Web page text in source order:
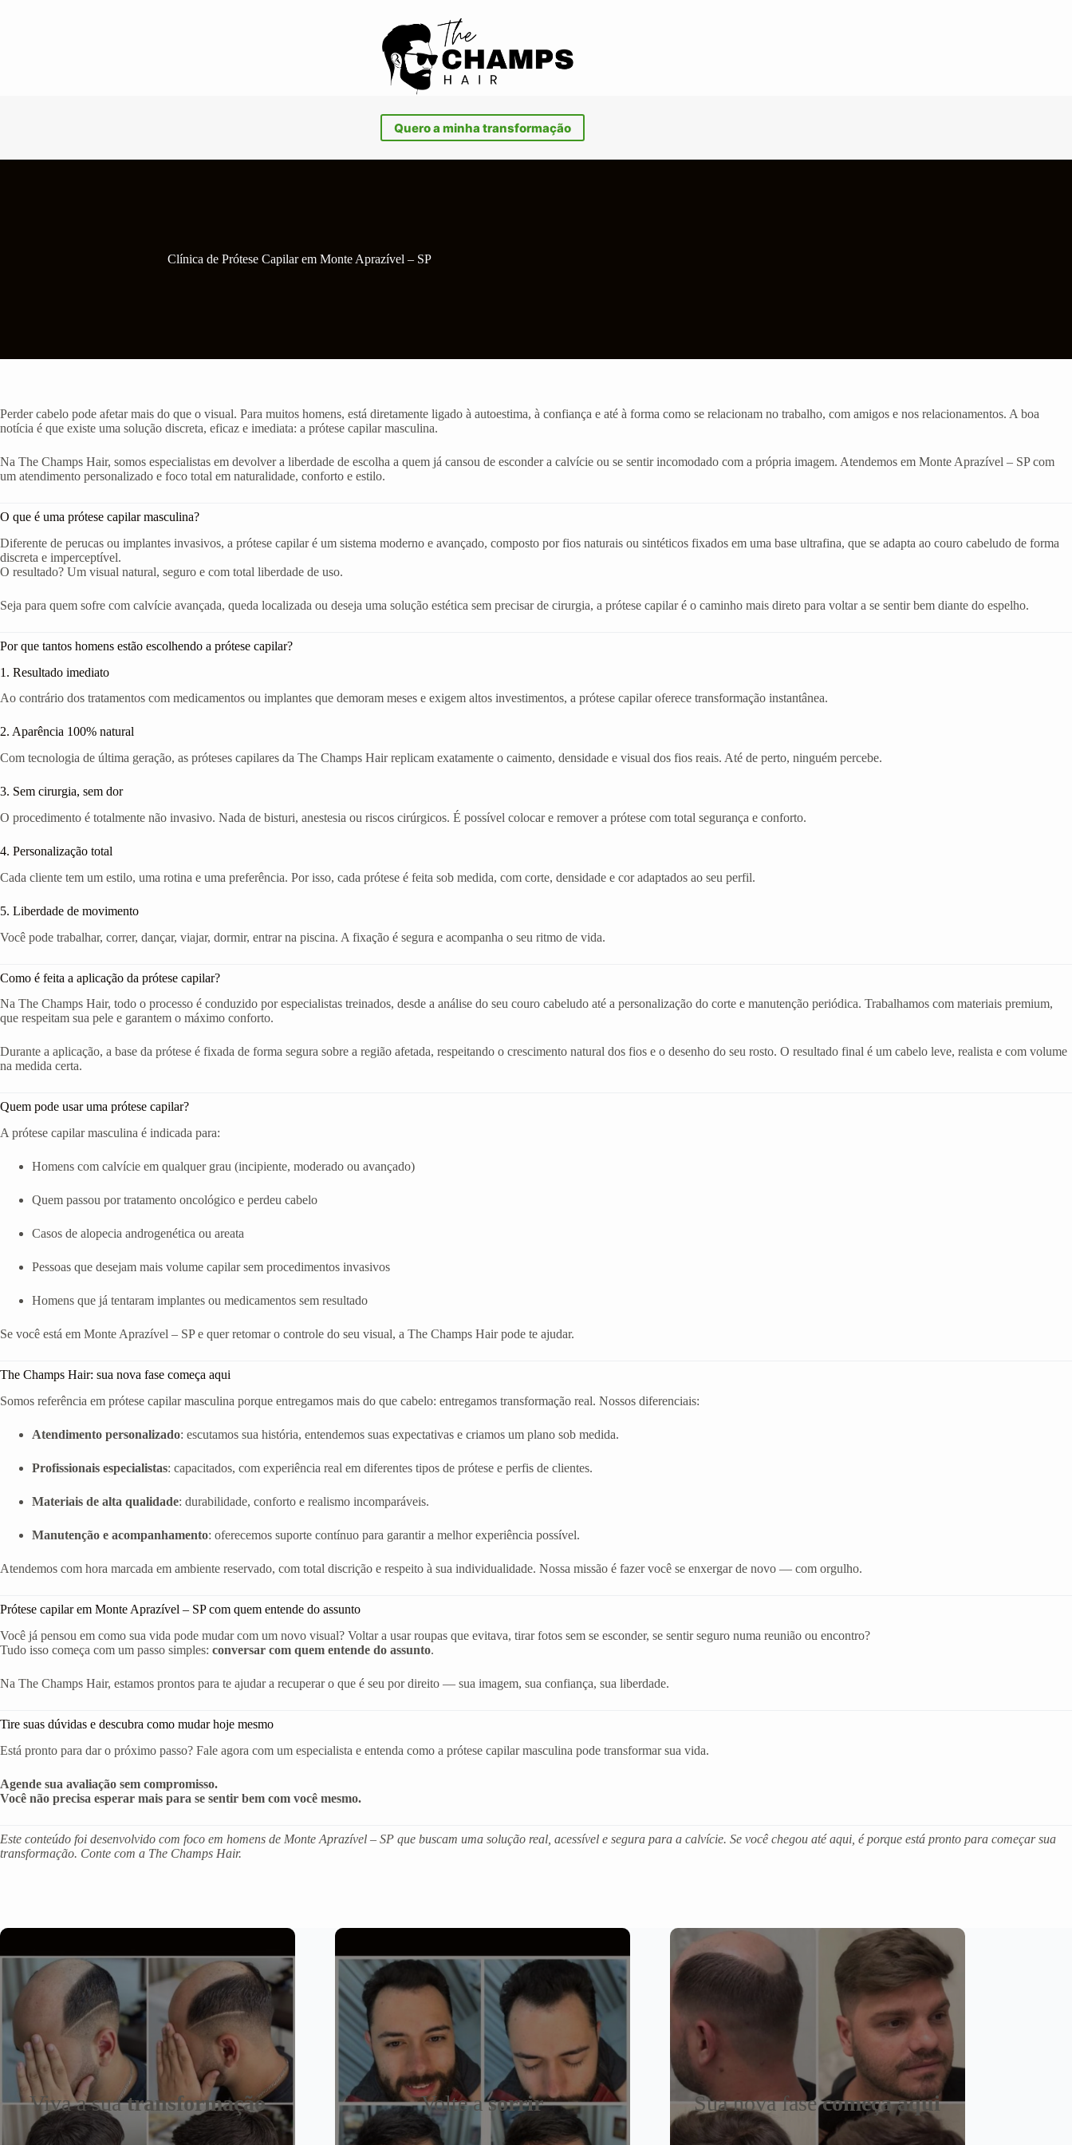
Quero a minha transformação
Clínica de Prótese Capilar em Monte Aprazível – SP
Perder cabelo pode afetar mais do que o visual. Para muitos homens, está diretamente ligado à autoestima, à confiança e até à forma como se relacionam no trabalho, com amigos e nos relacionamentos. A boa
notícia é que existe uma solução discreta, eficaz e imediata: a prótese capilar masculina.
Na The Champs Hair, somos especialistas em devolver a liberdade de escolha a quem já cansou de esconder a calvície ou se sentir incomodado com a própria imagem. Atendemos em Monte Aprazível – SP com
um atendimento personalizado e foco total em naturalidade, conforto e estilo.
O que é uma prótese capilar masculina?
Diferente de perucas ou implantes invasivos, a prótese capilar é um sistema moderno e avançado, composto por fios naturais ou sintéticos fixados em uma base ultrafina, que se adapta ao couro cabeludo de forma
discreta e imperceptível.
O resultado? Um visual natural, seguro e com total liberdade de uso.
Seja para quem sofre com calvície avançada, queda localizada ou deseja uma solução estética sem precisar de cirurgia, a prótese capilar é o caminho mais direto para voltar a se sentir bem diante do espelho.
Por que tantos homens estão escolhendo a prótese capilar?
1. Resultado imediato
Ao contrário dos tratamentos com medicamentos ou implantes que demoram meses e exigem altos investimentos, a prótese capilar oferece transformação instantânea.
2. Aparência 100% natural
Com tecnologia de última geração, as próteses capilares da The Champs Hair replicam exatamente o caimento, densidade e visual dos fios reais. Até de perto, ninguém percebe.
3. Sem cirurgia, sem dor
O procedimento é totalmente não invasivo. Nada de bisturi, anestesia ou riscos cirúrgicos. É possível colocar e remover a prótese com total segurança e conforto.
4. Personalização total
Cada cliente tem um estilo, uma rotina e uma preferência. Por isso, cada prótese é feita sob medida, com corte, densidade e cor adaptados ao seu perfil.
5. Liberdade de movimento
Você pode trabalhar, correr, dançar, viajar, dormir, entrar na piscina. A fixação é segura e acompanha o seu ritmo de vida.
Como é feita a aplicação da prótese capilar?
Na The Champs Hair, todo o processo é conduzido por especialistas treinados, desde a análise do seu couro cabeludo até a personalização do corte e manutenção periódica. Trabalhamos com materiais premium,
que respeitam sua pele e garantem o máximo conforto.
Durante a aplicação, a base da prótese é fixada de forma segura sobre a região afetada, respeitando o crescimento natural dos fios e o desenho do seu rosto. O resultado final é um cabelo leve, realista e com volume
na medida certa.
Quem pode usar uma prótese capilar?
A prótese capilar masculina é indicada para:
Homens com calvície em qualquer grau (incipiente, moderado ou avançado)
Quem passou por tratamento oncológico e perdeu cabelo
Casos de alopecia androgenética ou areata
Pessoas que desejam mais volume capilar sem procedimentos invasivos
Homens que já tentaram implantes ou medicamentos sem resultado
Se você está em Monte Aprazível – SP e quer retomar o controle do seu visual, a The Champs Hair pode te ajudar.
The Champs Hair: sua nova fase começa aqui
Somos referência em prótese capilar masculina porque entregamos mais do que cabelo: entregamos transformação real. Nossos diferenciais:
Atendimento personalizado: escutamos sua história, entendemos suas expectativas e criamos um plano sob medida.
Profissionais especialistas: capacitados, com experiência real em diferentes tipos de prótese e perfis de clientes.
Materiais de alta qualidade: durabilidade, conforto e realismo incomparáveis.
Manutenção e acompanhamento: oferecemos suporte contínuo para garantir a melhor experiência possível.
Atendemos com hora marcada em ambiente reservado, com total discrição e respeito à sua individualidade. Nossa missão é fazer você se enxergar de novo — com orgulho.
Prótese capilar em Monte Aprazível – SP com quem entende do assunto
Você já pensou em como sua vida pode mudar com um novo visual? Voltar a usar roupas que evitava, tirar fotos sem se esconder, se sentir seguro numa reunião ou encontro?
Tudo isso começa com um passo simples: conversar com quem entende do assunto.
Na The Champs Hair, estamos prontos para te ajudar a recuperar o que é seu por direito — sua imagem, sua confiança, sua liberdade.
Tire suas dúvidas e descubra como mudar hoje mesmo
Está pronto para dar o próximo passo? Fale agora com um especialista e entenda como a prótese capilar masculina pode transformar sua vida.
Agende sua avaliação sem compromisso.
Você não precisa esperar mais para se sentir bem com você mesmo.
Este conteúdo foi desenvolvido com foco em homens de Monte Aprazível – SP que buscam uma solução real, acessível e segura para a calvície. Se você chegou até aqui, é porque está pronto para começar sua
transformação. Conte com a The Champs Hair.
Viva a suatransformação Volte asorrir Sua nova fasecomeça aqui